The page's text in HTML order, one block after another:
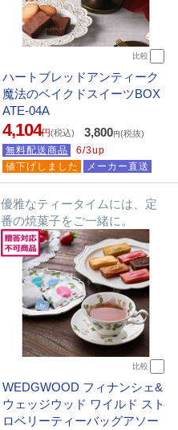
比較
ハートブレッドアンティーク
魔法のベイクドスイーツBOX
ATE-04A
4,104円(税込) 3,800円(税抜)
無料配送商品
6/3up
値下げしました
メーカー直送
優雅なティータイムには、定
番の焼菓子をご一緒に。
比較
WEDGWOOD フィナンシェ&
ウェッジウッド ワイルド スト
ロベリーティーバッグアソー